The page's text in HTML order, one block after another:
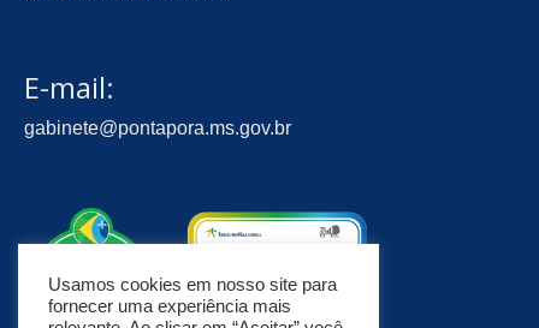
E-mail:
gabinete@pontapora.ms.gov.br
Usamos cookies em nosso site para
fornecer uma experiência mais